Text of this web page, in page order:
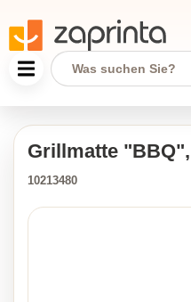
Grillmatte
10213480